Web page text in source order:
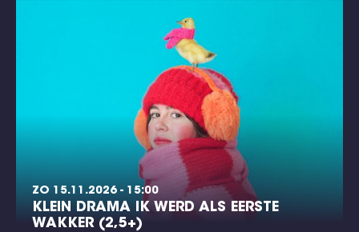
ZO 15.11.2026 - 15:00
KLEIN DRAMA IK WERD ALS EERSTE
WAKKER (2,5+)